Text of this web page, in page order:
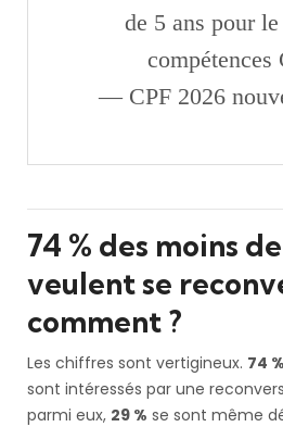
de 5 ans pour
compétences
— CPF 2026
74 % des moins
veulent se
comment ?
Les chiffres sont vertigineux. 74
sont intéressés par une
parmi eux, 29 % se sont même